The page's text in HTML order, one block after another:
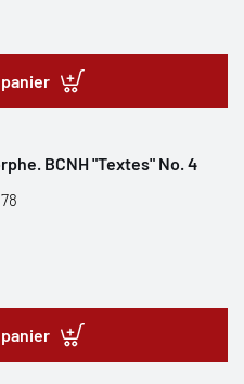
BCNH "Textes" No. 4